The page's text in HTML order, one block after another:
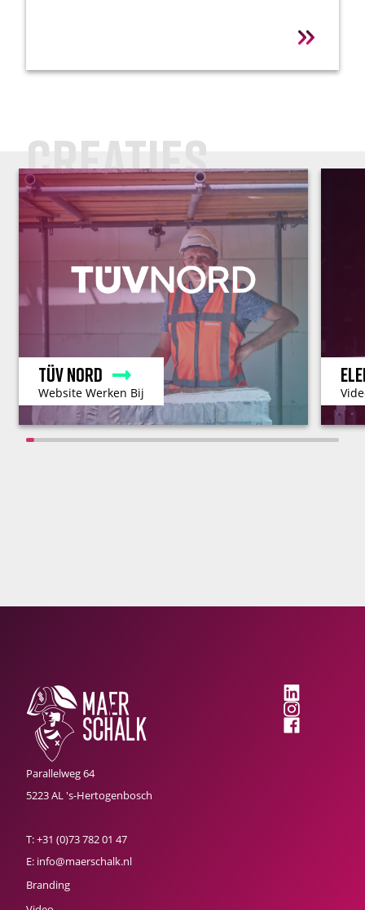
creaties
TÜV Nord
Website Werken Bij
Parallelweg 64
5223 AL 's-Hertogenbosch
T:+31 (0)73 782 01 47
E: info@maerschalk.nl
Branding